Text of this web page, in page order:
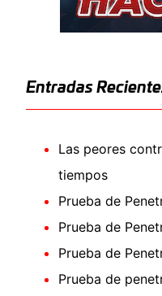
Entradas
Las peores
tiempos
Prueba de
Prueba de
Prueba de
Prueba de